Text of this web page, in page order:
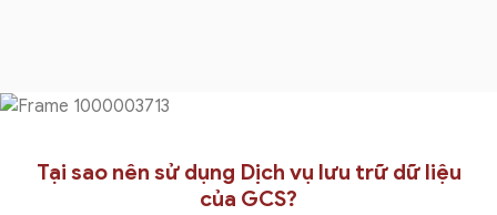
Tại sao nên sử dụng Dịch vụ lưu trữ dữ liệu
của GCS?